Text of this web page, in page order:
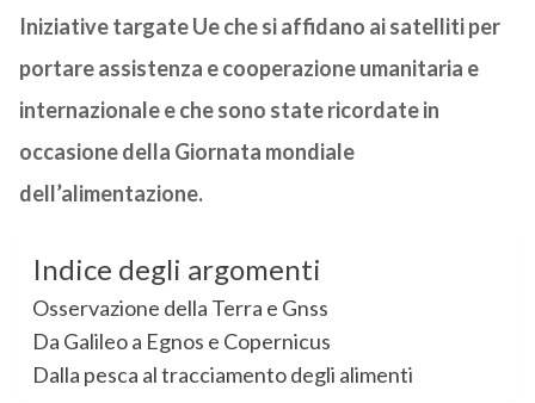
Iniziative targate Ue che si affidano ai satelliti per
portare assistenza e cooperazione umanitaria e
internazionale e che sono state ricordate in
occasione della Giornata mondiale
dell’alimentazione.
Indice degli argomenti
Osservazione della Terra e Gnss
Da Galileo a Egnos e Copernicus
Dalla pesca al tracciamento degli alimenti